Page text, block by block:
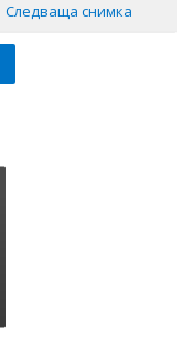
Следваща снимка